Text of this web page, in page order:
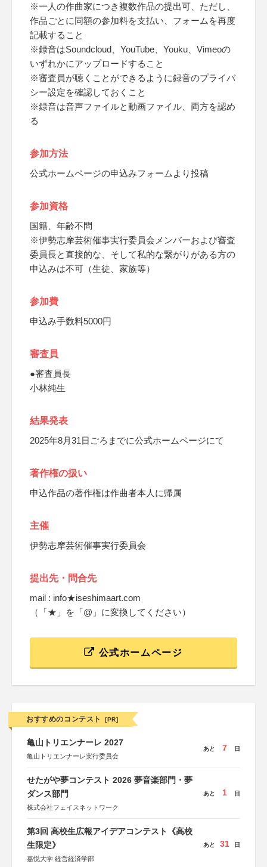
※一人の作曲家につき複数作品の提出可、ただし、
作品ごとに同額の参加料を支払い、フォームを再度
記載すること
※録音はSoundcloud、YouTube、Youku、Vimeoの
いずれかにアップロードすること
※審査員が聴くことができるように録音のプライバ
シー設定を確認しておくこと
※録音は音声ファイルと動画ファイル、両方を認め
る
参加方法
公式ホームページの申込みフォームより投稿
参加資格
国籍、年齢不問
※伊勢志摩芸術催事実行委員会メンバーおよび審査
委員長と直接的な、そして私的な繋がりがある方の
申込みは不可（生徒、家族等）
参加費
申込み手数料5000円
審査員
●審査員長
小林純生
結果発表
2025年8月31日ごろまでに公式ホームページにて
著作権の扱い
申込作品の著作権は作曲者本人に帰属
主催
伊勢志摩芸術催事実行委員会
提出先・問合先
mail : info★iseshimaart.com
（「★」を「@」に変換してください）
公式ホームページ
おすすめのコンテスト [PR]
亀山トリエンナーレ 2027
亀山トリエンナーレ実行委員会
あと 7 日
せたがや夢コンテスト 2026 夢音楽部門・夢
ダンス部門
株式会社フェイスネットワーク
あと 1 日
第3回 高校生広報アイデアコンテスト《高校
生限定》
嘉悦大学 経営経済学部
あと 31 日